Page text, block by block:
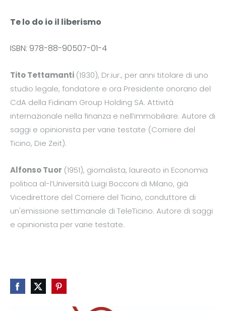
Te lo do io il liberismo
ISBN: 978-88-90507-01-4
Tito Tettamanti (1930), Dr.iur., per anni titolare di uno
studio legale, fondatore e ora Presidente onorario del
CdA della Fidinam Group Holding SA. Attività
internazionale nella finanza e nell’immobiliare. Autore di
saggi e opinionista per varie testate (Corriere del
Ticino, Die Zeit).
Alfonso Tuor (1951), giornalista, laureato in Economia
politica al-l’Università Luigi Bocconi di Milano, già
Vicedirettore del Corriere del Ticino, conduttore di
un'emissione settimanale di TeleTicino. Autore di saggi
e opinionista per varie testate.